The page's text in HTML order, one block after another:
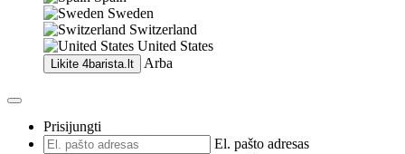
Sweden
Switzerland
United States
Likite 4barista.lt Arba
Prisijungti
El. pašto adresas